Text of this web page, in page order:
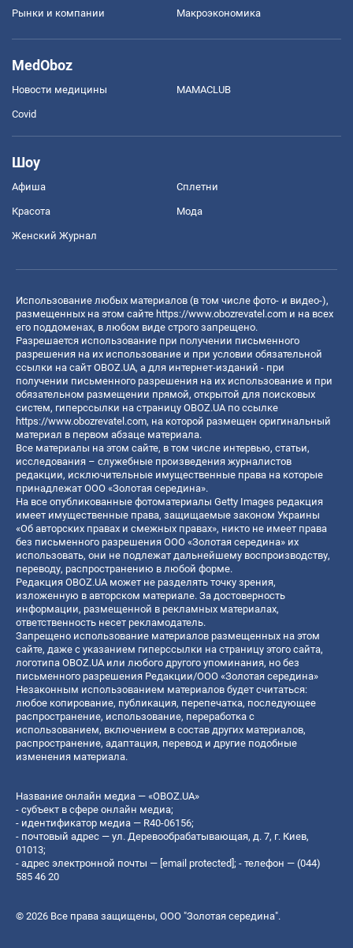
Рынки и компании Mакроэкономика
MedOboz
Новости медицины MAMACLUB
Covid
Шоу
Афиша Сплетни
Красота Мода
Женский Журнал
Использование любых материалов (в том числе фото- и видео-),
размещенных на этом сайте https://www.obozrevatel.com и на всех
его поддоменах, в любом виде строго запрещено.
Разрешается использование при получении письменного
разрешения на их использование и при условии обязательной
ссылки на сайт OBOZ.UA, а для интернет-изданий - при
получении письменного разрешения на их использование и при
обязательном размещении прямой, открытой для поисковых
систем, гиперссылки на страницу OBOZ.UA по ссылке
https://www.obozrevatel.com, на которой размещен оригинальный
материал в первом абзаце материала.
Все материалы на этом сайте, в том числе интервью, статьи,
исследования – служебные произведения журналистов
редакции, исключительные имущественные права на которые
принадлежат ООО «Золотая середина».
На все опубликованные фотоматериалы Getty Images редакция
имеет имущественные права, защищаемые законом Украины
«Об авторских правах и смежных правах», никто не имеет права
без письменного разрешения ООО «Золотая середина» их
использовать, они не подлежат дальнейшему воспроизводству,
переводу, распространению в любой форме.
Редакция OBOZ.UA может не разделять точку зрения,
изложенную в авторском материале. За достоверность
информации, размещенной в рекламных материалах,
ответственность несет рекламодатель.
Запрещено использование материалов размещенных на этом
сайте, даже с указанием гиперссылки на страницу этого сайта,
логотипа OBOZ.UA или любого другого упоминания, но без
письменного разрешения Редакции/ООО «Золотая середина»
Незаконным использованием материалов будет считаться:
любое копирование, публикация, перепечатка, последующее
распространение, использование, переработка с
использованием, включением в состав других материалов,
распространение, адаптация, перевод и другие подобные
изменения материала.
Название онлайн медиа — «OBOZ.UA»
- субъект в сфере онлайн медиа;
- идентификатор медиа — R40-06156;
- почтовый адрес — ул. Деревообрабатывающая, д. 7, г. Киев,
01013;
- адрес электронной почты — [email protected] ; - телефон — (044)
585 46 20
© 2026 Все права защищены, ООО "Золотая середина".